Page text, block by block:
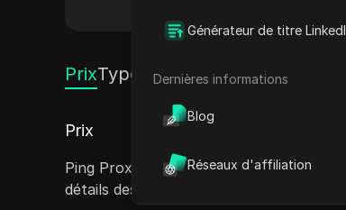
Générateur de titre
Dernières informations
Blog
Réseaux d'affiliation
PrixTypes de proxy
Prix
Ping Proxies propose des options de
détails des prix sont disponibles sur